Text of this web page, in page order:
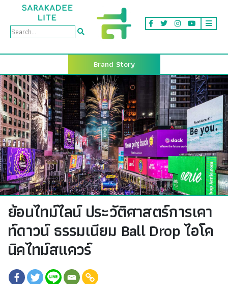
Brand Story
ย้อนไทม์ไลน์ ประวัติศาสตร์การเคา
ท์ดาวน์ ธรรมเนียม Ball Drop ไอโค
นิคไทม์สแควร์